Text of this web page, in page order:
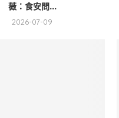
薇：食安問...
2026-07-09